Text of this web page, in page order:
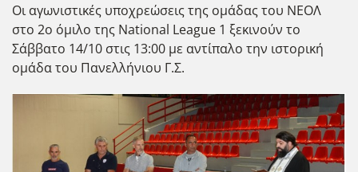
Οι αγωνιστικές υποχρεώσεις της ομάδας του ΝΕΟΛ
στο 2ο όμιλο της National League 1 ξεκινούν το
Σάββατο 14/10 στις 13:00 με αντίπαλο την ιστορική
ομάδα του Πανελλήνιου Γ.Σ.